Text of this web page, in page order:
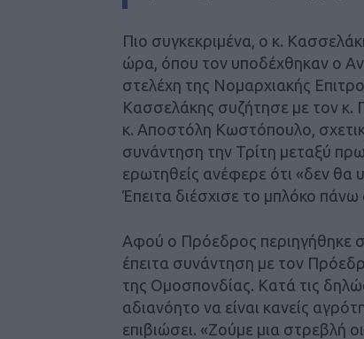
Πιο συγκεκριμένα, ο κ.
ώρα, όπου τον υποδέχθηκαν ο
στελέχη της Νομαρχιακής
Κασσελάκης συζήτησε με τον κ.
κ. Αποστόλη Κωστόπουλο,
συνάντηση την Τρίτη μεταξύ
ερωτηθείς ανέφερε ότι «δεν
Έπειτα διέσχισε το μπλόκο
Αφού ο Πρόεδρος περιηγήθηκε
έπειτα συνάντηση με τον
της Ομοσπονδίας. Κατά τις
αδιανόητο να είναι κανείς
επιβιώσει. «Ζούμε μια στρεβλή